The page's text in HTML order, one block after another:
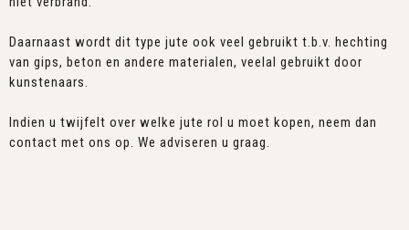
Daarnaast wordt dit type jute ook veel gebruikt t.b.v. hechting
van gips, beton en andere materialen, veelal gebruikt door
kunstenaars.
Indien u twijfelt over welke jute rol u moet kopen, neem dan
contact met ons op. We adviseren u graag.